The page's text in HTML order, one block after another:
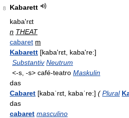
8
Kabarett
kaba'rɛt
n THEAT
cabaret m
Kabarett [kaba'rεt, kaba're:]
Substantiv Neutrum
<-s, -s> café-teatro Maskulin
das
Cabaret [kabaˈrɛt, kabaˈre:] ( Plural
das
cabaret masculino